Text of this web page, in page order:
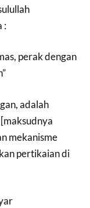
:
perak dengan
adalah
mekanisme
pertikaian di